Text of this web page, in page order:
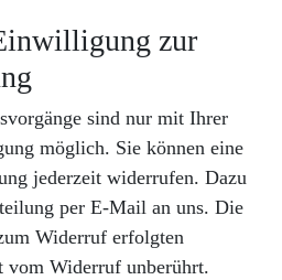
zur
sind nur mit Ihrer
möglich. Sie können eine
jederzeit widerrufen. Dazu
per E-Mail an uns. Die
Widerruf erfolgten
vom Widerruf unberührt.